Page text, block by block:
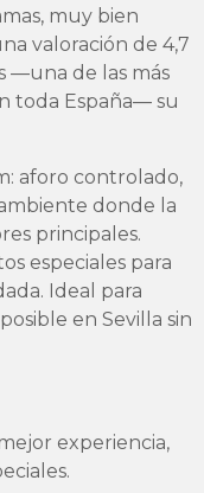
muy bien
valoración de 4,7
—una de las más
toda España— su
aforo controlado,
donde la
principales.
especiales para
Ideal para
en Sevilla sin
experiencia,